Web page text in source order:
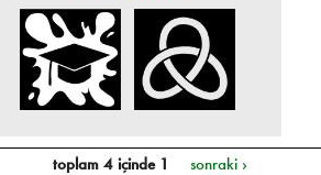
toplam 4 içinde 1 sonraki ›